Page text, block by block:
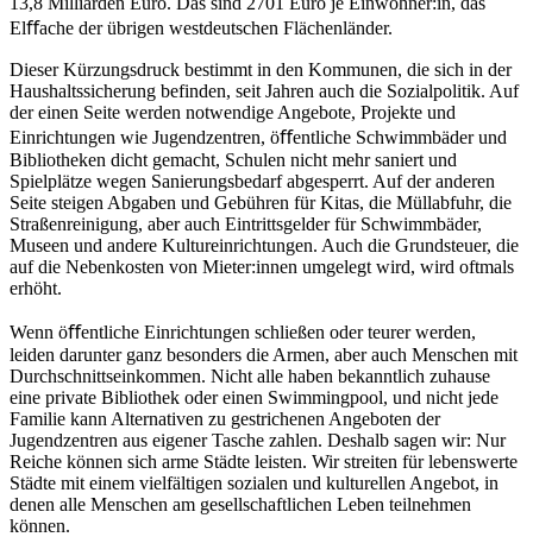
Elﬀache der übrigen westdeutschen Flächenländer.
Dieser Kürzungsdruck bestimmt in den Kommunen, die sich in der
Haushaltssicherung befinden, seit Jahren auch die Sozialpolitik. Auf
der einen Seite werden notwendige Angebote, Projekte und
Einrichtungen wie Jugendzentren, öﬀentliche Schwimmbäder und
Bibliotheken dicht gemacht, Schulen nicht mehr saniert und
Spielplätze wegen Sanierungsbedarf abgesperrt. Auf der anderen
Seite steigen Abgaben und Gebühren für Kitas, die Müllabfuhr, die
Straßenreinigung, aber auch Eintrittsgelder für Schwimmbäder,
Museen und andere Kultureinrichtungen. Auch die Grundsteuer, die
auf die Nebenkosten von Mieter:innen umgelegt wird, wird oftmals
erhöht.
Wenn öﬀentliche Einrichtungen schließen oder teurer werden,
leiden darunter ganz besonders die Armen, aber auch Menschen mit
Durchschnittseinkommen. Nicht alle haben bekanntlich zuhause
eine private Bibliothek oder einen Swimmingpool, und nicht jede
Familie kann Alternativen zu gestrichenen Angeboten der
Jugendzentren aus eigener Tasche zahlen. Deshalb sagen wir: Nur
Reiche können sich arme Städte leisten. Wir streiten für lebenswerte
Städte mit einem vielfältigen sozialen und kulturellen Angebot, in
denen alle Menschen am gesellschaftlichen Leben teilnehmen
können.